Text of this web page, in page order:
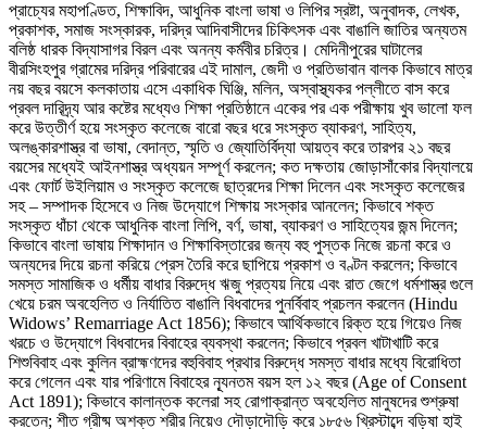
প্রাচ্যের মহাপণ্ডিত, শিক্ষাবিদ, আধুনিক বাংলা ভাষা ও লিপির স্রষ্টা, অনুবাদক, লেখক,
প্রকাশক, সমাজ সংস্কারক, দরিদ্র আদিবাসীদের চিকিৎসক এবং বাঙালি জাতির অন্যতম
বলিষ্ঠ ধারক বিদ্যাসাগর বিরল এবং অনন্য কর্মবীর চরিত্র। মেদিনীপুরের ঘাটালের
বীরসিংহপুর গ্রামের দরিদ্র পরিবারের এই দামাল, জেদী ও প্রতিভাবান বালক কিভাবে মাত্র
নয় বছর বয়সে কলকাতায় এসে একাধিক ঘিঞ্জি, মলিন, অস্বাস্থ্যকর পল্লীতে বাস করে
প্রবল দারিদ্র্য আর কষ্টের মধ্যেও শিক্ষা প্রতিষ্ঠানে একের পর এক পরীক্ষায় খুব ভালো ফল
করে উত্তীর্ণ হয়ে সংস্কৃত কলেজে বারো বছর ধরে সংস্কৃত ব্যাকরণ, সাহিত্য,
অলঙ্কারশাস্ত্র বা ভাষা, বেদান্ত, স্মৃতি ও জ্যোতির্বিদ্যা আয়ত্ব করে তারপর ২১ বছর
বয়সের মধ্যেই আইনশাস্ত্র অধ্যয়ন সম্পূর্ণ করলেন; কত দক্ষতায় জোড়াসাঁকোর বিদ্যালয়ে
এবং ফোর্ট উইলিয়াম ও সংস্কৃত কলেজে ছাত্রদের শিক্ষা দিলেন এবং সংস্কৃত কলেজের
সহ – সম্পাদক হিসেবে ও নিজ উদ্যোগে শিক্ষায় সংস্কার আনলেন; কিভাবে শক্ত
সংস্কৃত ধাঁচা থেকে আধুনিক বাংলা লিপি, বর্ণ, ভাষা, ব্যাকরণ ও সাহিত্যের জন্ম দিলেন;
কিভাবে বাংলা ভাষায় শিক্ষাদান ও শিক্ষাবিস্তারের জন্য বহু পুস্তক নিজে রচনা করে ও
অন্যদের দিয়ে রচনা করিয়ে প্রেস তৈরি করে ছাপিয়ে প্রকাশ ও বণ্টন করলেন; কিভাবে
সমস্ত সামাজিক ও ধর্মীয় বাধার বিরুদ্ধে ঋজু প্রত্যয় নিয়ে এবং রাত জেগে ধর্মশাস্ত্র গুলে
খেয়ে চরম অবহেলিত ও নির্যাতিত বাঙালি বিধবাদের পুনর্বিবাহ প্রচলন করলেন (Hindu
Widows’ Remarriage Act 1856); কিভাবে আর্থিকভাবে রিক্ত হয়ে গিয়েও নিজ
খরচে ও উদ্যোগে বিধবাদের বিবাহের ব্যবস্থা করলেন; কিভাবে প্রবল খাটাখাটি করে
শিশুবিবাহ এবং কুলিন ব্রাহ্মণদের বহুবিবাহ প্রথার বিরুদ্ধে সমস্ত বাধার মধ্যে বিরোধিতা
করে গেলেন এবং যার পরিণামে বিবাহের ন্যূনতম বয়স হল ১২ বছর (Age of Consent
Act 1891); কিভাবে কালান্তক কলেরা সহ রোগাক্রান্ত অবহেলিত মানুষদের শুশ্রুষা
করতেন; শীত গ্রীষ্ম অশক্ত শরীর নিয়েও দৌড়াদৌড়ি করে ১৮৫৬ খ্রিস্টাব্দে বড়িষা হাই